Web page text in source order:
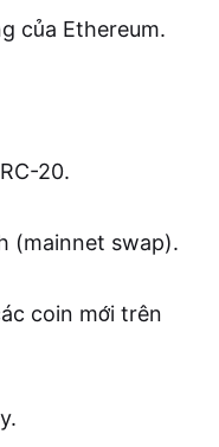
của Ethereum.
20.
(mainnet swap).
coin mới trên